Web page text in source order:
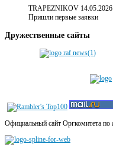
TRAPEZNIKOV
Пришли первые заявки
Дружественные сайты
Официальный сайт Оргкомитета по